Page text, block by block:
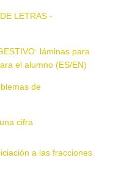
LETRAS -
láminas para
el alumno (ES/EN)
de
cifra
a las fracciones